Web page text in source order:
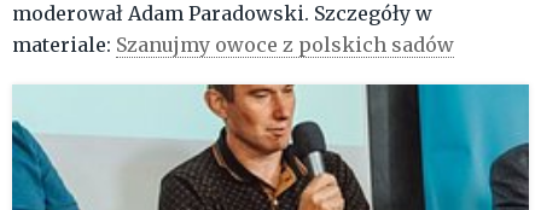
moderował Adam Paradowski. Szczegóły w
materiale: Szanujmy owoce z polskich sadów